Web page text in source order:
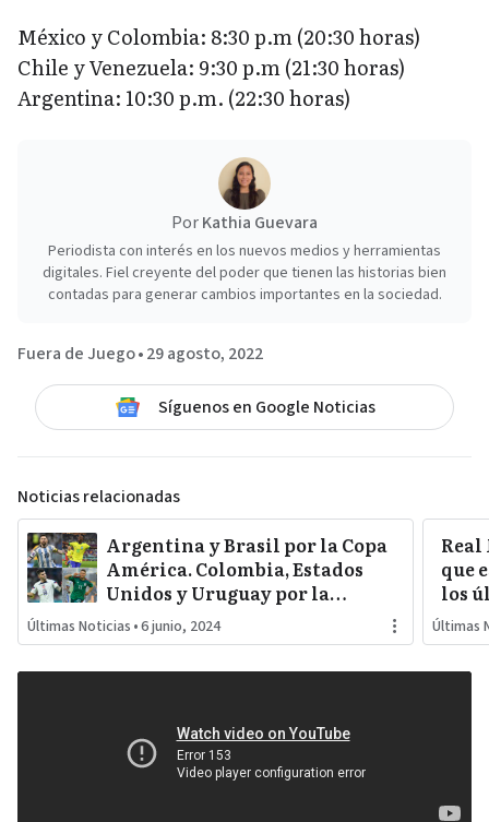
México y Colombia: 8:30 p.m (20:30 horas)
Chile y Venezuela: 9:30 p.m (21:30 horas)
Argentina: 10:30 p.m. (22:30 horas)
PorKathia Guevara
Periodista con interés en los nuevos medios y herramientas
digitales. Fiel creyente del poder que tienen las historias bien
contadas para generar cambios importantes en la sociedad.
Fuera de Juego•29 agosto, 2022
Síguenos en Google Noticias
Noticias relacionadas
Argentina y Brasil por la Copa
América. Colombia, Estados
Unidos y Uruguay por la
sorpresa. Paraguay y Perú
darán pelea…
Últimas Noticias •6 junio, 2024
que
los
Últimas